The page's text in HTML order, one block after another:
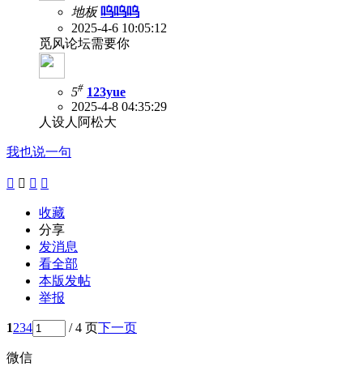
地板 呜呜呜
2025-4-6 10:05:12
觅风论坛需要你
5# 123yue
2025-4-8 04:35:29
人设人阿松大
我也说一句
   
收藏
分享
发消息
看全部
本版发帖
举报
1234 / 4 页下一页
微信